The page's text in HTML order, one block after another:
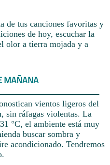
de tus canciones favoritas y
de hoy, escuchar la
olor a tierra mojada y a
MAÑANA
vientos ligeros del
sin ráfagas violentas. La
°C, el ambiente está muy
buscar sombra y
acondicionado. Tendremos